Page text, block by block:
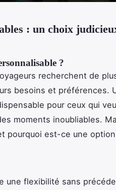
: un choix
?
recherchent de
besoins et préférences.
pour ceux qui
moments inoubliables.
pourquoi est-ce une
une flexibilité sans